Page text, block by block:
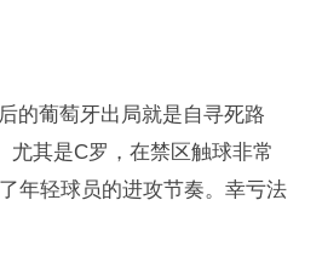
的葡萄牙出局就是自寻死路
尤其是C罗，在禁区触球非常
年轻球员的进攻节奏。幸亏法